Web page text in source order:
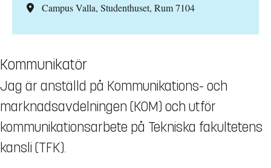
Campus Valla, Studenthuset, Rum 7104
Kommunikatör
Jag är anställd på Kommunikations- och
marknadsavdelningen (KOM) och utför
kommunikationsarbete på Tekniska fakultetens
kansli (TFK).